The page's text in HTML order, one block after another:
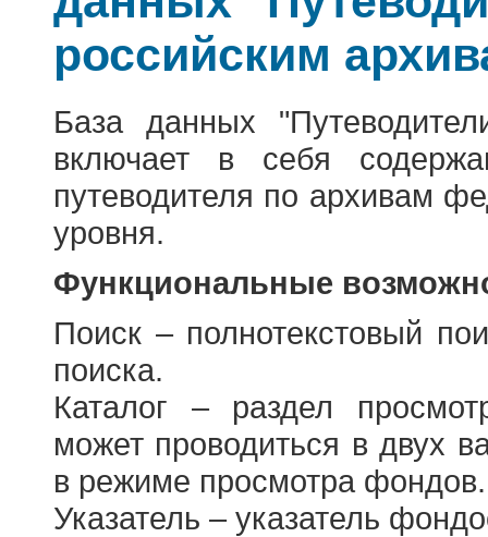
российским
База данных
включает в себя
путеводителя по архивам
уровня.
Функциональные
Поиск – полнотекстовый
поиска.
Каталог – раздел
может проводиться в двух
в режиме просмотра фондов.
Указатель – указатель